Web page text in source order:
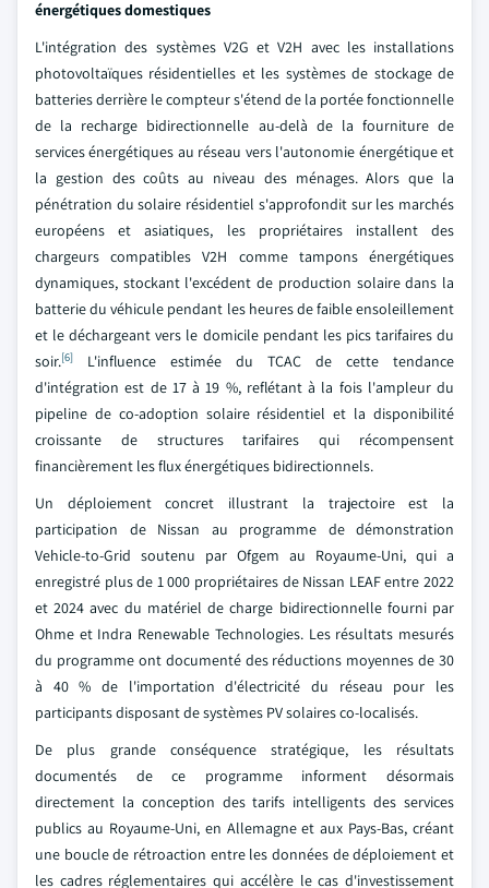
énergétiques domestiques
L'intégration des systèmes V2G et V2H avec les installations
photovoltaïques résidentielles et les systèmes de stockage de
batteries derrière le compteur s'étend de la portée fonctionnelle
de la recharge bidirectionnelle au-delà de la fourniture de
services énergétiques au réseau vers l'autonomie énergétique et
la gestion des coûts au niveau des ménages. Alors que la
pénétration du solaire résidentiel s'approfondit sur les marchés
européens et asiatiques, les propriétaires installent des
chargeurs compatibles V2H comme tampons énergétiques
dynamiques, stockant l'excédent de production solaire dans la
batterie du véhicule pendant les heures de faible ensoleillement
et le déchargeant vers le domicile pendant les pics tarifaires du
soir.[6]
L'influence estimée du TCAC de cette tendance
d'intégration est de 17 à 19 %, reflétant à la fois l'ampleur du
pipeline de co-adoption solaire résidentiel et la disponibilité
croissante de structures tarifaires qui récompensent
financièrement les flux énergétiques bidirectionnels.
Un déploiement concret illustrant la trajectoire est la
participation de Nissan au programme de démonstration
Vehicle-to-Grid soutenu par Ofgem au Royaume-Uni, qui a
enregistré plus de 1 000 propriétaires de Nissan LEAF entre 2022
et 2024 avec du matériel de charge bidirectionnelle fourni par
Ohme et Indra Renewable Technologies. Les résultats mesurés
du programme ont documenté des réductions moyennes de 30
à 40 % de l'importation d'électricité du réseau pour les
participants disposant de systèmes PV solaires co-localisés.
De plus grande conséquence stratégique, les résultats
documentés de ce programme informent désormais
directement la conception des tarifs intelligents des services
publics au Royaume-Uni, en Allemagne et aux Pays-Bas, créant
une boucle de rétroaction entre les données de déploiement et
les cadres réglementaires qui accélère le cas d'investissement